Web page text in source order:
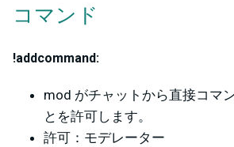
コマンド
!addcommand:
mod がチャットから直接コマ
とを許可します。
許可：モデレーター